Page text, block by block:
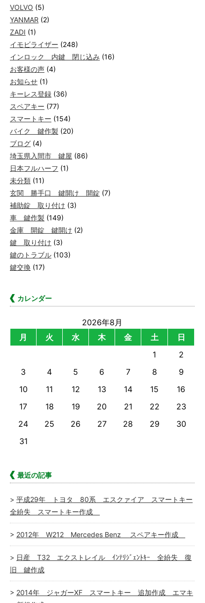
VOLVO (5)
YANMAR (2)
ZADI (1)
イモビライザー (248)
インロック 内鍵 閉じ込み (16)
お客様の声 (4)
お知らせ (1)
キーレス登録 (36)
スペアキー (77)
スマートキー (154)
バイク 鍵作製 (20)
ブログ (4)
埼玉県入間市 鍵屋 (86)
日本フルハーフ (1)
未分類 (11)
玄関 勝手口 鍵開け 開錠 (7)
補助錠 取り付け (3)
車 鍵作製 (149)
金庫 開錠 鍵開け (2)
鍵 取り付け (3)
鍵のトラブル (103)
鍵交換 (17)
カレンダー
2026年8月
月
火 水 木 金 土
日
1
2
3
4 5 6 7 8
9
10
11 12 13 14 15
16
17
18 19 20 21 22
23
24
25 26 27 28 29
30
31
最近の記事
平成29年 トヨタ 80系 エスクァイア スマートキー
全紛失 スマートキー作成
2012年 W212 Mercedes Benz スペアキー作成
日産 T32 エクストレイル ｲﾝﾃﾘｼﾞｪﾝﾄｷｰ 全紛失 復
旧 鍵作成
2014年 ジャガーXF スマートキー 追加作成 エマキ